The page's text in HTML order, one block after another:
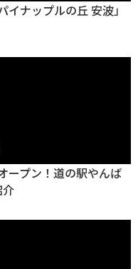
ナップルの丘 安波」
ープン！道の駅やんば